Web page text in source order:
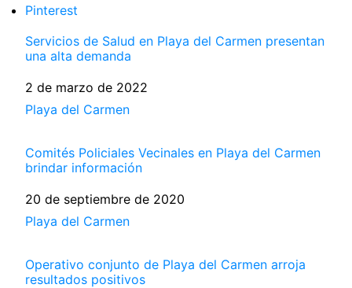
Pinterest
Servicios de Salud en Playa del Carmen presentan
una alta demanda
Fecha
2 de marzo de 2022
Respecto a
Playa del Carmen
Comités Policiales Vecinales en Playa del Carmen
brindar información
Fecha
20 de septiembre de 2020
Respecto a
Playa del Carmen
Operativo conjunto de Playa del Carmen arroja
resultados positivos